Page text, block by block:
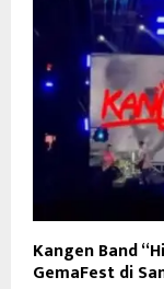
Kangen Band
GemaFest di